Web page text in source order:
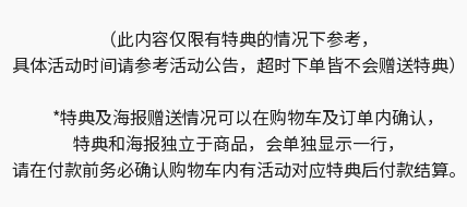
（此内容仅限有特典的情况下参考，
具体活动时间请参考活动公告，超时下单皆不会赠送特典）
*特典及海报赠送情况可以在购物车及订单内确认，
特典和海报独立于商品，会单独显示一行，
请在付款前务必确认购物车内有活动对应特典后付款结算。